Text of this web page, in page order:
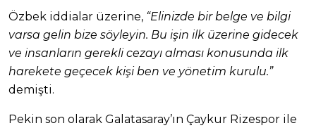
Özbek iddialar üzerine, “Elinizde bir belge ve bilgi
varsa gelin bize söyleyin. Bu işin ilk üzerine gidecek
ve insanların gerekli cezayı alması konusunda ilk
harekete geçecek kişi ben ve yönetim kurulu.”
demişti.
Pekin son olarak Galatasaray’ın Çaykur Rizespor ile